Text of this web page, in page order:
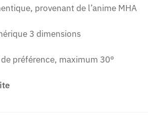
provenant de l’anime MHA
3 dimensions
préférence, maximum 30°